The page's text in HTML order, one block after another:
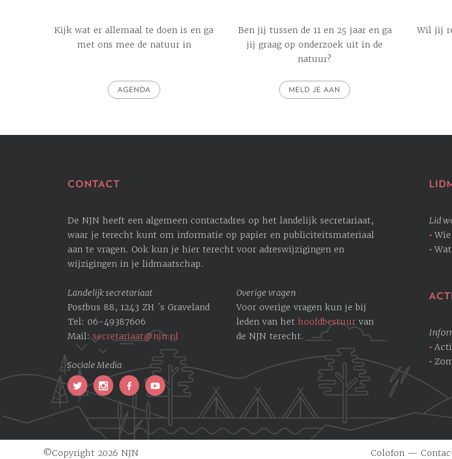
Kijk wat er allemaal te doen is en ga
met ons mee de natuur in
AGENDA
Ben jij tussen de 11 en 25 jaar en ga
jij graag op onderzoek uit in de
natuur?
MELD JE AAN
Wil jij
CONTACT
De NJN heeft een algemeen contactadres op het landelijk secretariaat,
waar je terecht kunt om informatie op papier en publiciteitsmateriaal
aan te vragen. Ook kun je hier terecht voor ­adreswijzigingen en
wijzigingen in je lidmaatschap.
Landelijk secretariaat
Postbus 88, 1243 ZH ´s Graveland
Tel: 06-49387606
Mail:secretariaat@njn.nl
Overige vragen
Voor overige vragen kun je bij
leden van het hoofdbestuur van
de NJN terecht.
Sociale Media
Lid
©Copyright 2026 NJN Colofon —